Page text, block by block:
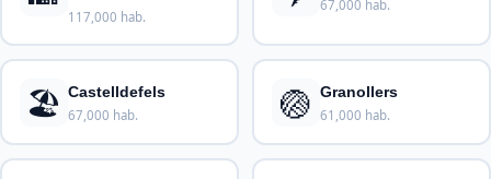
117,000 hab.
67,000 hab.
🏖️ Castelldefels
67,000 hab. 🏐 Granollers
61,000 hab.